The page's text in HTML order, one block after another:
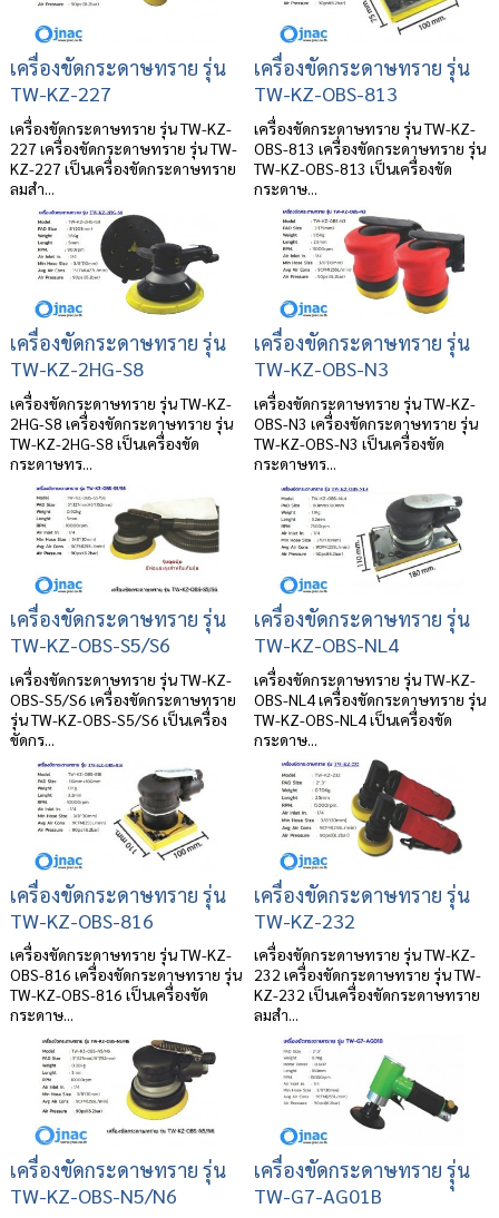
เครื่องขัดกระดาษทราย รุ่น
TW-KZ-227
เครื่องขัดกระดาษทราย รุ่น TW-KZ-
227 เครื่องขัดกระดาษทราย รุ่น TW-
KZ-227 เป็นเครื่องขัดกระดาษทราย
ลมสำ...
เครื่องขัดกระดาษทราย รุ่น
TW-KZ-OBS-813
เครื่องขัดกระดาษทราย รุ่น TW-KZ-
OBS-813 เครื่องขัดกระดาษทราย รุ่น
TW-KZ-OBS-813 เป็นเครื่องขัด
กระดาษ...
เครื่องขัดกระดาษทราย รุ่น
TW-KZ-2HG-S8
เครื่องขัดกระดาษทราย รุ่น TW-KZ-
2HG-S8 เครื่องขัดกระดาษทราย รุ่น
TW-KZ-2HG-S8 เป็นเครื่องขัด
กระดาษทร...
เครื่องขัดกระดาษทราย รุ่น
TW-KZ-OBS-N3
เครื่องขัดกระดาษทราย รุ่น TW-KZ-
OBS-N3 เครื่องขัดกระดาษทราย รุ่น
TW-KZ-OBS-N3 เป็นเครื่องขัด
กระดาษทร...
เครื่องขัดกระดาษทราย รุ่น
TW-KZ-OBS-S5/S6
เครื่องขัดกระดาษทราย รุ่น TW-KZ-
OBS-S5/S6 เครื่องขัดกระดาษทราย
รุ่น TW-KZ-OBS-S5/S6 เป็นเครื่อง
ขัดกร...
เครื่องขัดกระดาษทราย รุ่น
TW-KZ-OBS-NL4
เครื่องขัดกระดาษทราย รุ่น TW-KZ-
OBS-NL4 เครื่องขัดกระดาษทราย รุ่น
TW-KZ-OBS-NL4 เป็นเครื่องขัด
กระดาษ...
เครื่องขัดกระดาษทราย รุ่น
TW-KZ-OBS-816
เครื่องขัดกระดาษทราย รุ่น TW-KZ-
OBS-816 เครื่องขัดกระดาษทราย รุ่น
TW-KZ-OBS-816 เป็นเครื่องขัด
กระดาษ...
เครื่องขัดกระดาษทราย รุ่น
TW-KZ-232
เครื่องขัดกระดาษทราย รุ่น TW-KZ-
232 เครื่องขัดกระดาษทราย รุ่น TW-
KZ-232 เป็นเครื่องขัดกระดาษทราย
ลมสำ...
เครื่องขัดกระดาษทราย รุ่น
TW-KZ-OBS-N5/N6
เครื่องขัดกระดาษทราย รุุ่น
TW-G7-AG01B